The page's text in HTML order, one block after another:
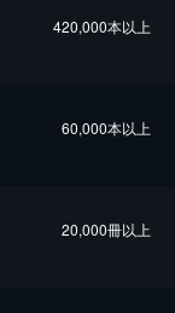
420,000本以上
60,000本以上
20,000冊以上